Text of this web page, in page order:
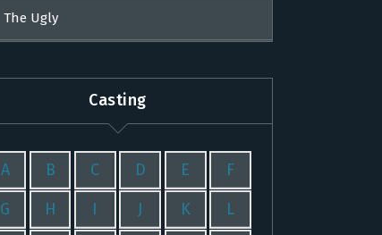
The Ugly
Casting
A B C D E F
G H I J K L